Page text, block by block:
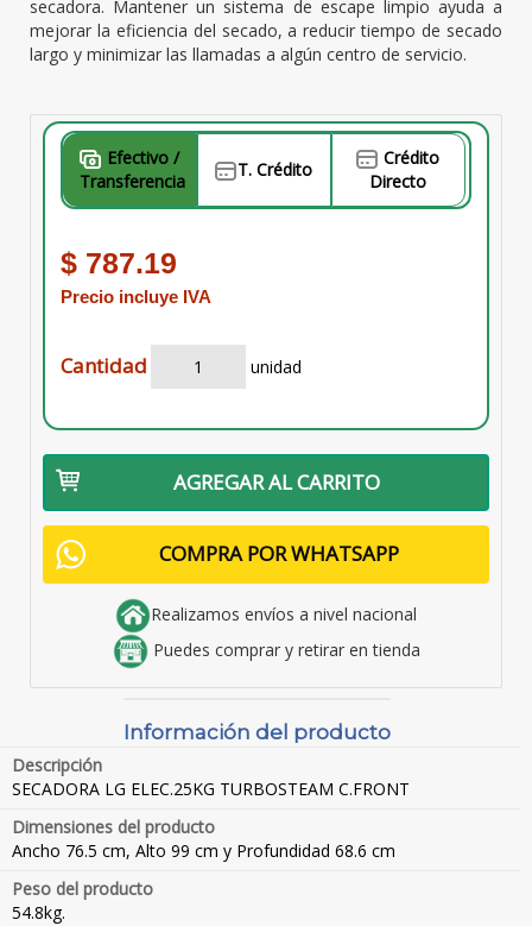
secadora. Mantener un sistema de escape limpio ayuda a
mejorar la eficiencia del secado, a reducir tiempo de secado
largo y minimizar las llamadas a algún centro de servicio.
Transferencia
T. Crédito
Crédito
Directo
$ 787.19
Precio incluye IVA
Cantidad unidad
AGREGAR AL CARRITO
COMPRA POR WHATSAPP
Realizamos envíos a nivel nacional
Puedes comprar y retirar en tienda
Información del producto
Descripción
SECADORA LG ELEC.25KG TURBOSTEAM C.FRONT
Dimensiones del producto
Ancho 76.5 cm, Alto 99 cm y Profundidad 68.6 cm
Peso del producto
54.8kg.